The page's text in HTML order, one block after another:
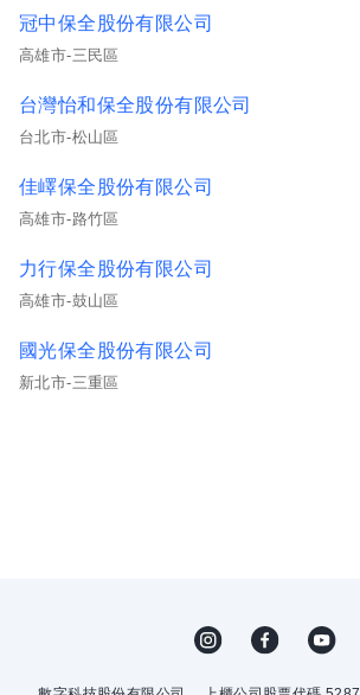
冠中保全股份有限公司
高雄市-三民區
台灣怡和保全股份有限公司
台北市-松山區
佳嶧保全股份有限公司
高雄市-路竹區
力行保全股份有限公司
高雄市-鼓山區
國光保全股份有限公司
新北市-三重區